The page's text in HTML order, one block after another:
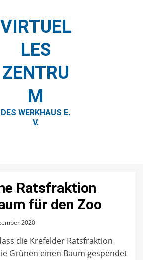
VIRTUEL
LES
ZENTRU
M
DES WERKHAUS E.
V.
Ratsfraktion
für den Zoo
2020
die Krefelder Ratsfraktion
Grünen einen Baum gespendet